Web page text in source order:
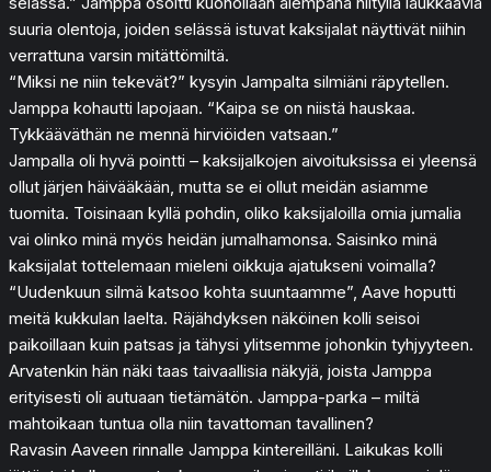
suuria olentoja, joiden selässä istuvat kaksijalat näyttivät niihin
verrattuna varsin mitättömiltä.
“Miksi ne niin tekevät?” kysyin Jampalta silmiäni räpytellen.
Jamppa kohautti lapojaan. “Kaipa se on niistä hauskaa.
Tykkääväthän ne mennä hirviöiden vatsaan.”
Jampalla oli hyvä pointti – kaksijalkojen aivoituksissa ei yleensä
ollut järjen häivääkään, mutta se ei ollut meidän asiamme
tuomita. Toisinaan kyllä pohdin, oliko kaksijaloilla omia jumalia
vai olinko minä myös heidän jumalhamonsa. Saisinko minä
kaksijalat tottelemaan mieleni oikkuja ajatukseni voimalla?
“Uudenkuun silmä katsoo kohta suuntaamme”, Aave hoputti
meitä kukkulan laelta. Räjähdyksen näköinen kolli seisoi
paikoillaan kuin patsas ja tähysi ylitsemme johonkin tyhjyyteen.
Arvatenkin hän näki taas taivaallisia näkyjä, joista Jamppa
erityisesti oli autuaan tietämätön. Jamppa-parka – miltä
mahtoikaan tuntua olla niin tavattoman tavallinen?
Ravasin Aaveen rinnalle Jamppa kintereilläni. Laikukas kolli